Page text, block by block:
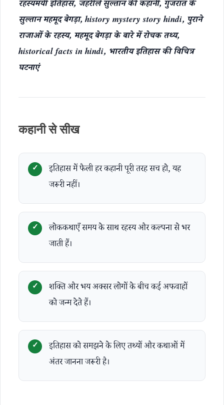
रहस्यमयी इतिहास, जहरीले सुल्तान की कहानी, गुजरात के
सुल्तान महमूद बेगड़ा, history mystery story hindi, पुराने
राजाओं के रहस्य, महमूद बेगड़ा के बारे में रोचक तथ्य,
historical facts in hindi, भारतीय इतिहास की विचित्र
घटनाएं
कहानी से सीख
इतिहास में फैली हर कहानी पूरी तरह सच हो, यह
जरूरी नहीं।
लोककथाएँ समय के साथ रहस्य और कल्पना से भर
जाती हैं।
शक्ति और भय अक्सर लोगों के बीच कई अफवाहों
को जन्म देते हैं।
इतिहास को समझने के लिए तथ्यों और कथाओं में
अंतर जानना जरूरी है।